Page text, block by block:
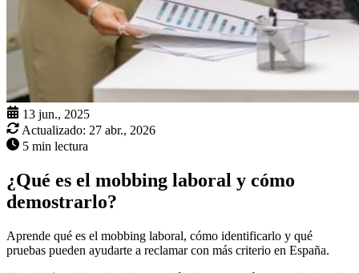
13 jun., 2025
Actualizado: 27 abr., 2026
5 min lectura
¿Qué es el mobbing laboral y cómo
demostrarlo?
Aprende qué es el mobbing laboral, cómo identificarlo y qué
pruebas pueden ayudarte a reclamar con más criterio en España.